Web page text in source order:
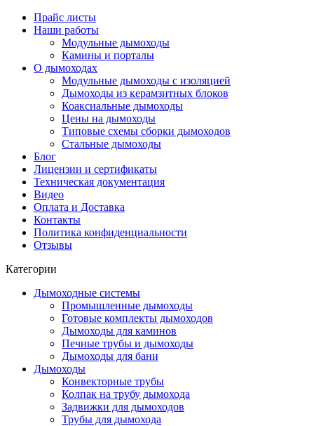
Прайс листы
Наши работы
Модульные дымоходы
Камины и порталы
О дымоходах
Модульные дымоходы с изоляцией
Дымоходы из керамзитных блоков
Коаксиальные дымоходы
Цены на дымоходы
Типовые схемы сборки дымоходов
Стальные дымоходы
Блог
Лицензии и сертификаты
Техническая документация
Видео
Оплата и Доставка
Контакты
Политика конфиденциальности
Отзывы
Категории
Дымоходные системы
Промышленные дымоходы
Готовые комплекты дымоходов
Дымоходы для каминов
Печные трубы и дымоходы
Дымоходы для бани
Дымоходы
Конвекторные трубы
Колпак на трубу дымохода
Задвижки для дымоходов
Трубы для дымохода